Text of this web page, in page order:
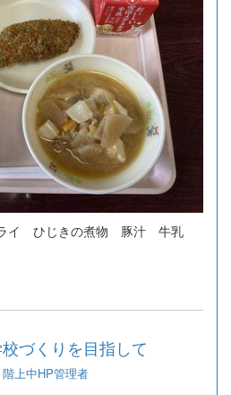
イ ひじきの煮物 豚汁 牛乳
づくりを目指して
階上中HP管理者